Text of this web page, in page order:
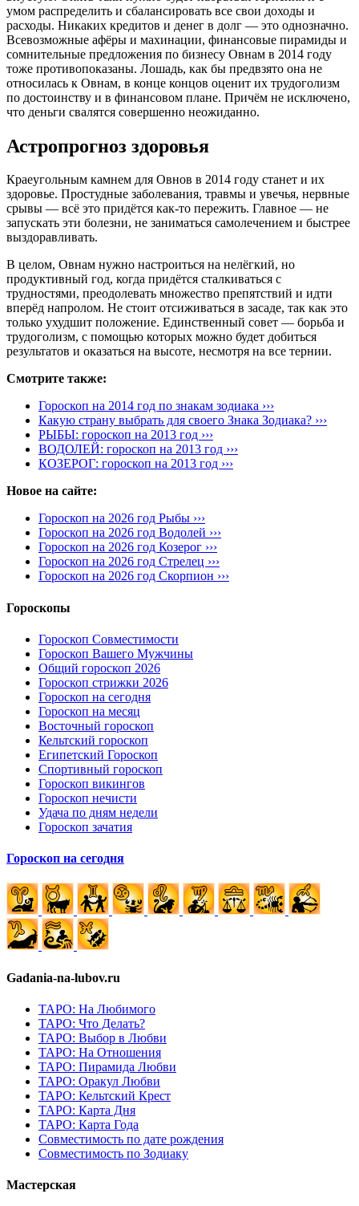
умом распределить и сбалансировать все свои доходы и
расходы. Никаких кредитов и денег в долг — это однозначно.
Всевозможные афёры и махинации, финансовые пирамиды и
сомнительные предложения по бизнесу Овнам в 2014 году
тоже противопоказаны. Лошадь, как бы предвзято она не
относилась к Овнам, в конце концов оценит их трудоголизм
по достоинству и в финансовом плане. Причём не исключено,
что деньги свалятся совершенно неожиданно.
Астропрогноз здоровья
Краеугольным камнем для Овнов в 2014 году станет и их
здоровье. Простудные заболевания, травмы и увечья, нервные
срывы — всё это придётся как-то пережить. Главное — не
запускать эти болезни, не заниматься самолечением и быстрее
выздоравливать.
В целом, Овнам нужно настроиться на нелёгкий, но
продуктивный год, когда придётся сталкиваться с
трудностями, преодолевать множество препятствий и идти
вперёд напролом. Не стоит отсиживаться в засаде, так как это
только ухудшит положение. Единственный совет — борьба и
трудоголизм, с помощью которых можно будет добиться
результатов и оказаться на высоте, несмотря на все тернии.
Смотрите также:
Гороскоп на 2014 год по знакам зодиака ›››
Какую страну выбрать для своего Знака Зодиака? ›››
РЫБЫ: гороскоп на 2013 год ›››
ВОДОЛЕЙ: гороскоп на 2013 год ›››
КОЗЕРОГ: гороскоп на 2013 год ›››
Новое на сайте:
Гороскоп на 2026 год Рыбы ›››
Гороскоп на 2026 год Водолей ›››
Гороскоп на 2026 год Козерог ›››
Гороскоп на 2026 год Стрелец ›››
Гороскоп на 2026 год Скорпион ›››
Гороскопы
Гороскоп Совместимости
Гороскоп Вашего Мужчины
Общий гороскоп 2026
Гороскоп стрижки 2026
Гороскоп на сегодня
Гороскоп на месяц
Восточный гороскоп
Кельтский гороскоп
Египетский Гороскоп
Спортивный гороскоп
Гороскоп викингов
Гороскоп нечисти
Удача по дням недели
Гороскоп зачатия
Гороскоп на сегодня
Gadania-na-lubov.ru
ТАРО: На Любимого
ТАРО: Что Делать?
ТАРО: Выбор в Любви
ТАРО: На Отношения
ТАРО: Пирамида Любви
ТАРО: Оракул Любви
ТАРО: Кельтский Крест
ТАРО: Карта Дня
ТАРО: Карта Года
Cовместимость по дате рождения
Cовместимость по Зодиаку
Мастерская